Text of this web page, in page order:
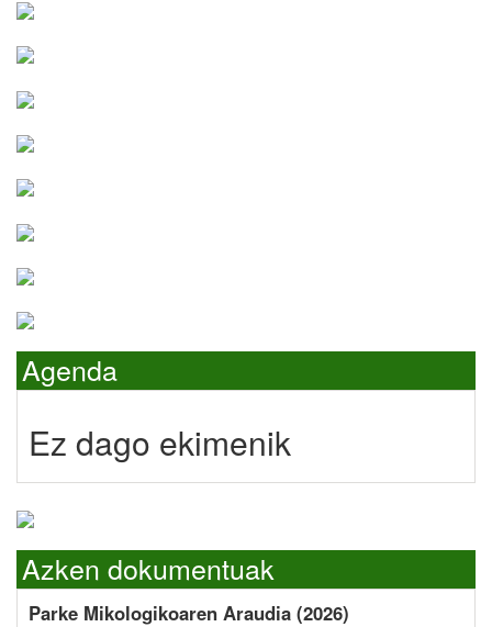
Agenda
Ez dago ekimenik
Azken dokumentuak
Parke Mikologikoaren Araudia (2026)